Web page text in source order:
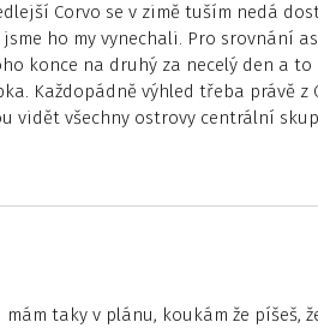
Corvo se v zimě tuším nedá
ho my vynechali. Pro srovnání
konce na druhý za necelý den a
Každopádně výhled třeba právě
vidět všechny ostrovy centrální
taky v plánu, koukám že